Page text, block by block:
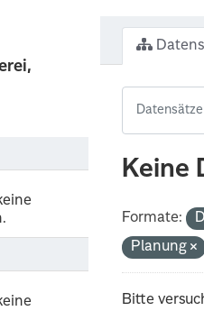
Keine
Formate:
Planung
Bitte